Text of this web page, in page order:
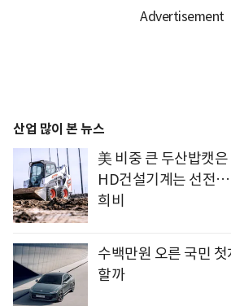
산업 많이 본 뉴스
美 비중 큰 두산밥캣
HD건설기계는 선전…
희비
수백만원 오른 국민
할까